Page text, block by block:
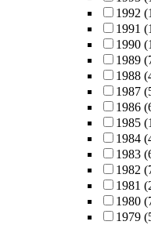
1992
1991
1990
1989
1988
1987
1986
1985
1984
1983
1982
1981
1980
1979